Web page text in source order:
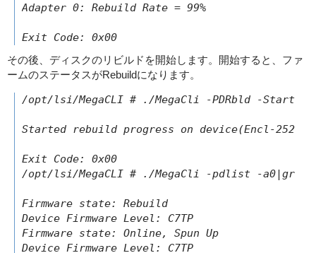
Adapter 0: Rebuild Rate = 99%
その後、ディスクのリビルドを開始します。開始すると、ファ
ームのステータスがRebuildになります。
/opt/lsi/MegaCLI # ./MegaCli -PDRbld -Start -
Started rebuild progress on device(Encl-252
Exit Code: 0x00
/opt/lsi/MegaCLI # ./MegaCli -pdlist -a0|grep
Firmware state: Rebuild
Device Firmware Level: C7TP
Firmware state: Online, Spun Up